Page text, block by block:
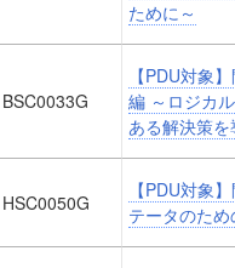
ために～
BSC0033G
【PDU対象
編 ～ロジカ
ある解決策
HSC0050G
【PDU対象
テータのた